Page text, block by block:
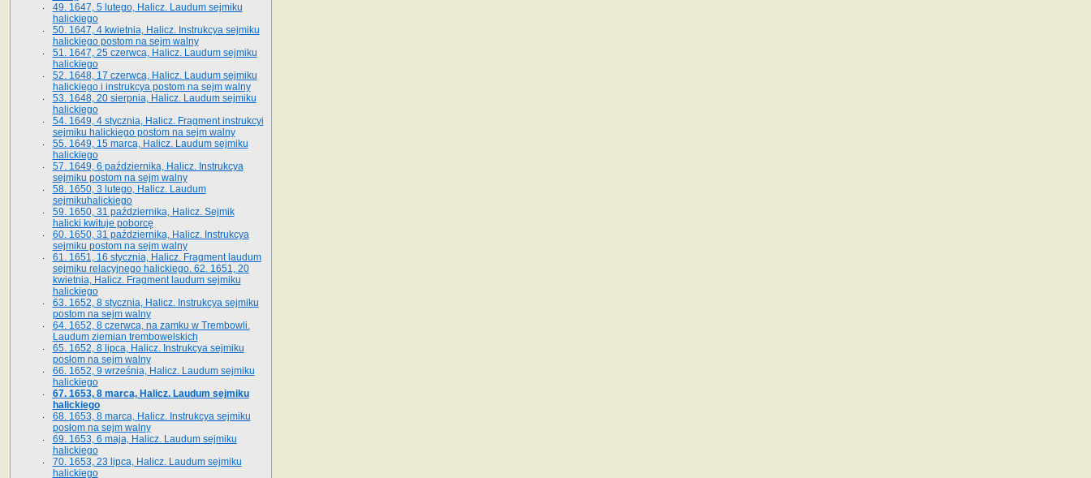
49. 1647, 5 lutego, Halicz. Laudum sejmiku
halickiego
50. 1647, 4 kwietnia, Halicz. Instrukcya sejmiku
halickiego postom na sejm walny
51. 1647, 25 czerwca, Halicz. Laudum sejmiku
halickiego
52. 1648, 17 czerwca, Halicz. Laudum sejmiku
halickiego i instrukcya postom na sejm walny
53. 1648, 20 sierpnia, Halicz. Laudum sejmiku
halickiego
54. 1649, 4 stycznia, Halicz. Fragment instrukcyi
sejmiku halickiego postom na sejm walny
55. 1649, 15 marca, Halicz. Laudum sejmiku
halickiego
57. 1649, 6 października, Halicz. Instrukcya
sejmiku postom na sejm walny
58. 1650, 3 lutego, Halicz. Laudum
sejmikuhalickiego
59. 1650, 31 października, Halicz. Sejmik
halicki kwituje poborcę
60. 1650, 31 października, Halicz. Instrukcya
sejmiku postom na sejm walny
61. 1651, 16 stycznia, Halicz. Fragment laudum
sejmiku relacyjnego halickiego. 62. 1651, 20
kwietnia, Halicz. Fragment laudum sejmiku
halickiego
63. 1652, 8 stycznia, Halicz. Instrukcya sejmiku
postom na sejm walny
64. 1652, 8 czerwca, na zamku w Trembowli.
Laudum ziemian trembowelskich
65. 1652, 8 lipca, Halicz. Instrukcya sejmiku
posłom na sejm walny
66. 1652, 9 września, Halicz. Laudum sejmiku
halickiego
67. 1653, 8 marca, Halicz. Laudum sejmiku
halickiego
68. 1653, 8 marca, Halicz. Instrukcya sejmiku
posłom na sejm walny
69. 1653, 6 maja, Halicz. Laudum sejmiku
halickiego
70. 1653, 23 lipca, Halicz. Laudum sejmiku
halickiego